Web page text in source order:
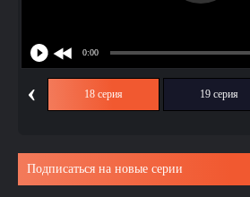
‹ 18 серия 19 серия
Подписаться на новые серии